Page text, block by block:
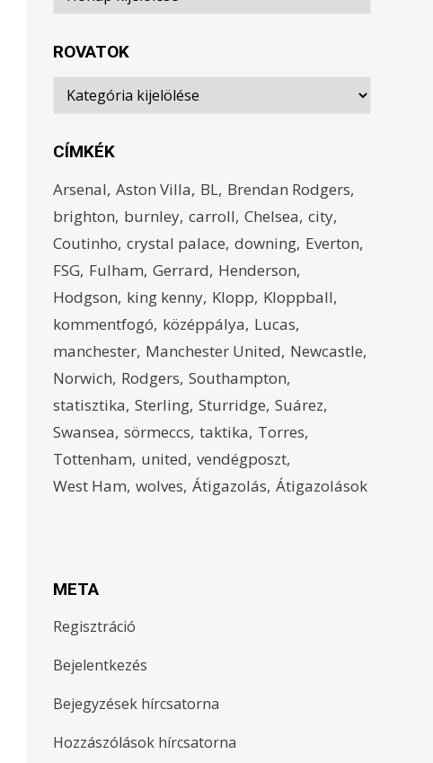
ROVATOK
Rovatok
CÍMKÉK
Arsenal Aston Villa BL Brendan Rodgers
brighton burnley carroll Chelsea city
Coutinho crystal palace downing Everton
FSG Fulham Gerrard Henderson
Hodgson king kenny Klopp Kloppball
kommentfogó középpálya Lucas
manchester Manchester United Newcastle
Norwich Rodgers Southampton
statisztika Sterling Sturridge Suárez
Swansea sörmeccs taktika Torres
Tottenham united vendégposzt
West Ham wolves Átigazolás Átigazolások
META
Regisztráció
Bejelentkezés
Bejegyzések hírcsatorna
Hozzászólások hírcsatorna